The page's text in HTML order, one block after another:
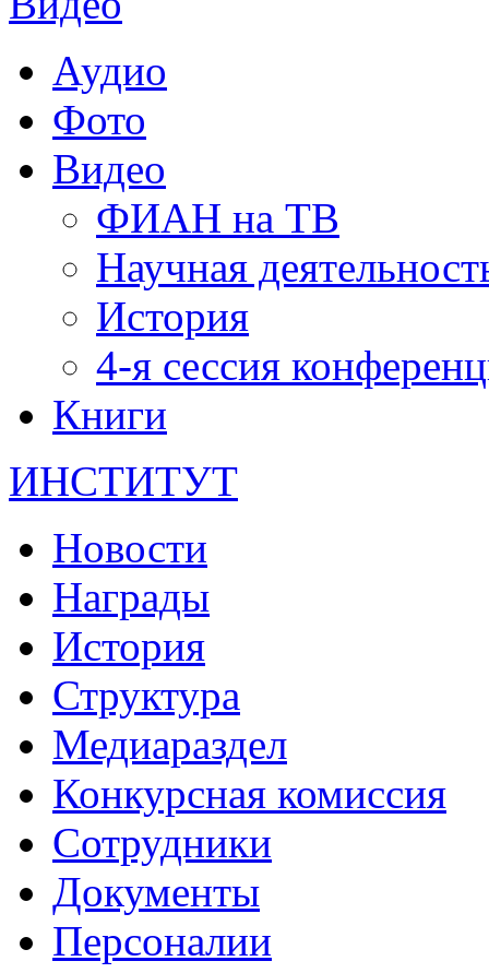
Аудио
Фото
Видео
ФИАН на ТВ
Научная
История
4-я сессия
Книги
ИНСТИТУТ
Новости
Награды
История
Структура
Медиараздел
Конкурсная комиссия
Сотрудники
Документы
Персоналии